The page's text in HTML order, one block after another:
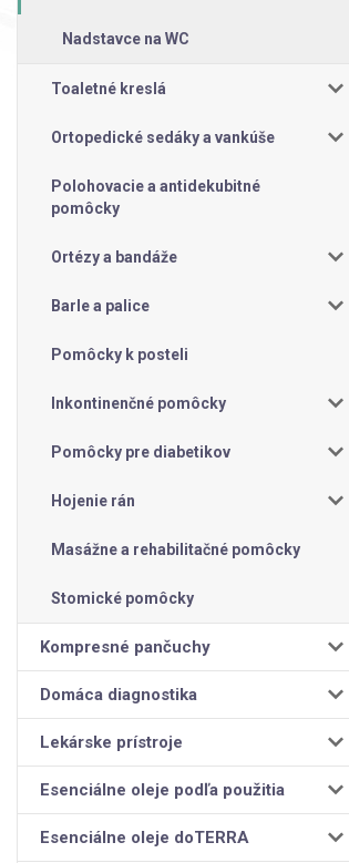
Nadstavce na WC
Toaletné kreslá
Ortopedické sedáky a vankúše
Polohovacie a antidekubitné
pomôcky
Ortézy a bandáže
Barle a palice
Pomôcky k posteli
Inkontinenčné pomôcky
Pomôcky pre diabetikov
Hojenie rán
Masážne a rehabilitačné pomôcky
Stomické pomôcky
Kompresné pančuchy
Domáca diagnostika
Lekárske prístroje
Esenciálne oleje podľa použitia
Esenciálne oleje doTERRA